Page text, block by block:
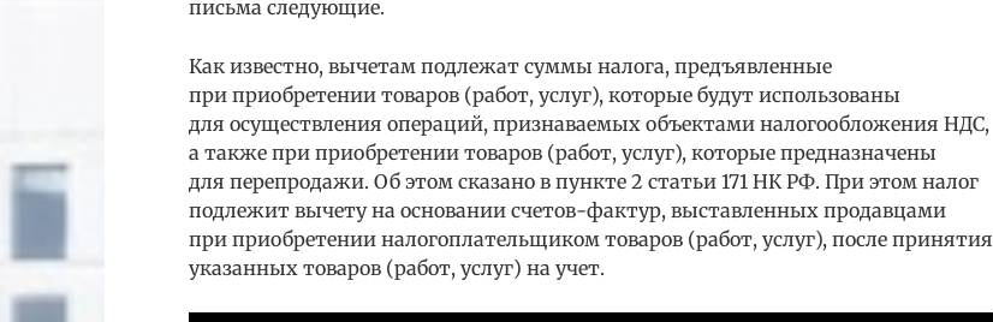
письма следующие.
Как известно, вычетам подлежат суммы налога, предъявленные
при приобретении товаров (работ, услуг), которые будут использованы
для осуществления операций, признаваемых объектами налогообложения НДС,
а также при приобретении товаров (работ, услуг), которые предназначены
для перепродажи. Об этом сказано в пункте 2 статьи 171 НК РФ. При этом налог
подлежит вычету на основании счетов-фактур, выставленных продавцами
при приобретении налогоплательщиком товаров (работ, услуг), после принятия
указанных товаров (работ, услуг) на учет.